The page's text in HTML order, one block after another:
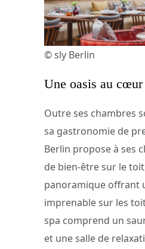
© sly Berlin
Une oasis au
Outre ses chambres
sa gastronomie de
Berlin propose à ses
de bien-être sur le
panoramique offrant
imprenable sur les
spa comprend un
et une salle de